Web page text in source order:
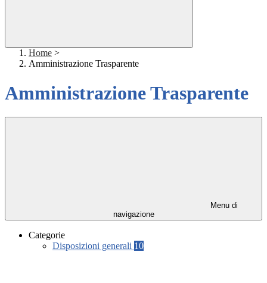
Home >
Amministrazione Trasparente
Amministrazione Trasparente
Menu di
navigazione
Categorie
Disposizioni generali 10